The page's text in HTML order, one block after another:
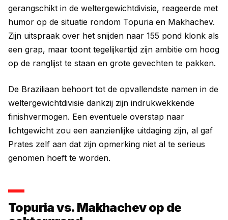
gerangschikt in de weltergewichtdivisie, reageerde met
humor op de situatie rondom Topuria en Makhachev.
Zijn uitspraak over het snijden naar 155 pond klonk als
een grap, maar toont tegelijkertijd zijn ambitie om hoog
op de ranglijst te staan en grote gevechten te pakken.
De Braziliaan behoort tot de opvallendste namen in de
weltergewichtdivisie dankzij zijn indrukwekkende
finishvermogen. Een eventuele overstap naar
lichtgewicht zou een aanzienlijke uitdaging zijn, al gaf
Prates zelf aan dat zijn opmerking niet al te serieus
genomen hoeft te worden.
Topuria vs. Makhachev op de